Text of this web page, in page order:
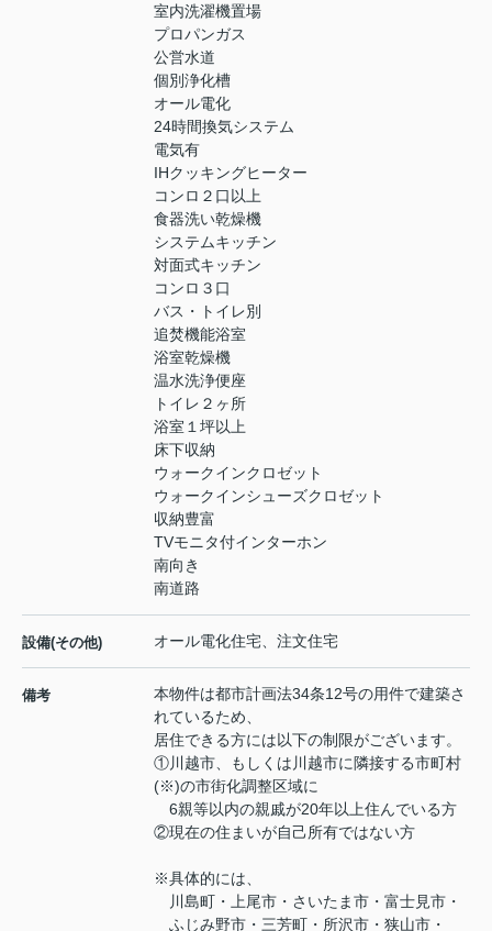
室内洗濯機置場
プロパンガス
公営水道
個別浄化槽
オール電化
24時間換気システム
電気有
IHクッキングヒーター
コンロ２口以上
食器洗い乾燥機
システムキッチン
対面式キッチン
コンロ３口
バス・トイレ別
追焚機能浴室
浴室乾燥機
温水洗浄便座
トイレ２ヶ所
浴室１坪以上
床下収納
ウォークインクロゼット
ウォークインシューズクロゼット
収納豊富
TVモニタ付インターホン
南向き
南道路
設備(その他) オール電化住宅、注文住宅
備考
本物件は都市計画法34条12号の用件で建築さ
れているため、
居住できる方には以下の制限がございます。
①川越市、もしくは川越市に隣接する市町村
(※)の市街化調整区域に
6親等以内の親戚が20年以上住んでいる方
②現在の住まいが自己所有ではない方
※具体的には、
川島町・上尾市・さいたま市・富士見市・
ふじみ野市・三芳町・所沢市・狭山市・